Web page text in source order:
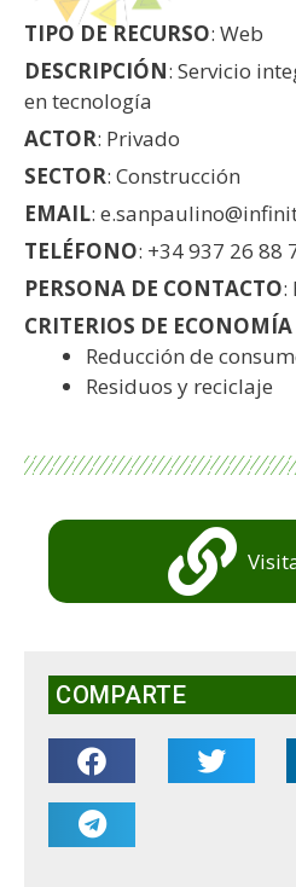
TIPO DE RECURSO: Web
DESCRIPCIÓN: Servicio
en tecnología
ACTOR: Privado
SECTOR: Construcción
EMAIL:
TELÉFONO: +34 937 26 88
PERSONA DE CONTACTO:
CRITERIOS DE
Reducción de
Residuos y reciclaje
COMPARTE